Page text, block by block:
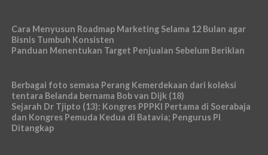
Cara Menyusun Roadmap Marketing Selama 12 Bulan agar
Bisnis Tumbuh Konsisten
Panduan Menentukan Target Penjualan Sebelum Beriklan
Berbagai foto semasa Perang Kemerdekaan dari koleksi
tentara Belanda bernama Bob van Dijk (18)
Sejarah Dr Tjipto (13): Kongres PPPKI Pertama di Soerabaja
dan Kongres Pemuda Kedua di Batavia; Pengurus PI
Ditangkap